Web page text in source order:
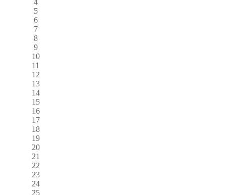
5
6
7
8
9
10
11
12
13
14
15
16
17
18
19
20
21
22
23
24
25